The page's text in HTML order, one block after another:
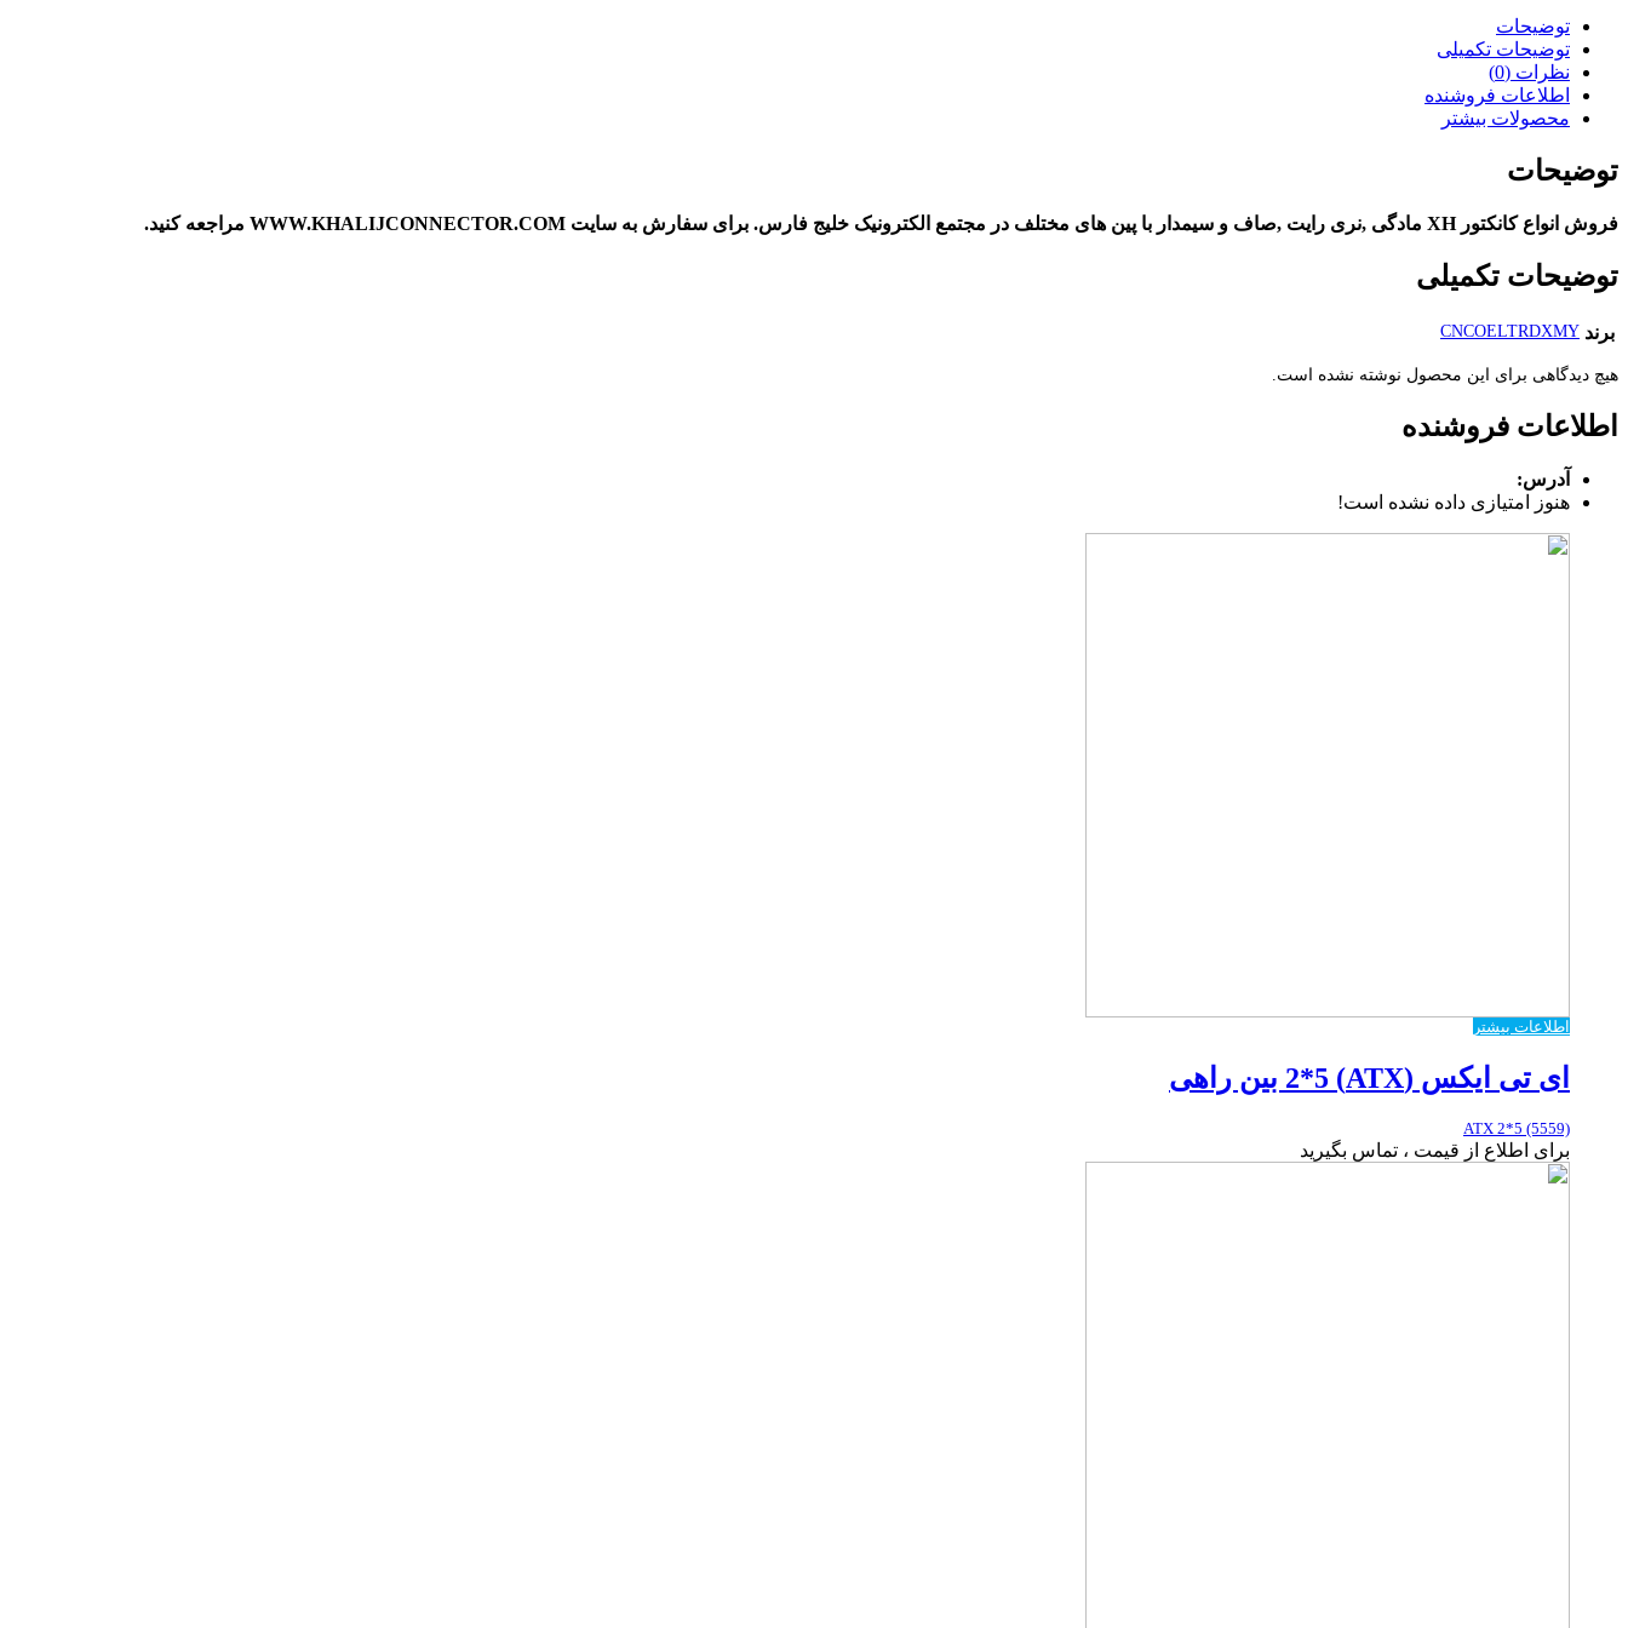
توضیحات
توضیحات تکمیلی
نظرات (0)
اطلاعات فروشنده
محصولات بیشتر
توضیحات
فروش انواع کانکتور XH مادگی ,نری رایت ,صاف و سیمدار با پین های مختلف در مجتمع الکترونیک خلیج فارس. برای سفارش به سایت WWW.KHALIJCONNECTOR.COM مراجعه کنید.
توضیحات تکمیلی
برند CNCOELTRDXMY
هیچ دیدگاهی برای این محصول نوشته نشده است.
اطلاعات فروشنده
آدرس:
هنوز امتیازی داده نشده است!
اطلاعات بیشتر
ای تی ایکس (ATX) 2*5 بین راهی
ATX 2*5 (5559)
برای اطلاع از قیمت ، تماس بگیرید